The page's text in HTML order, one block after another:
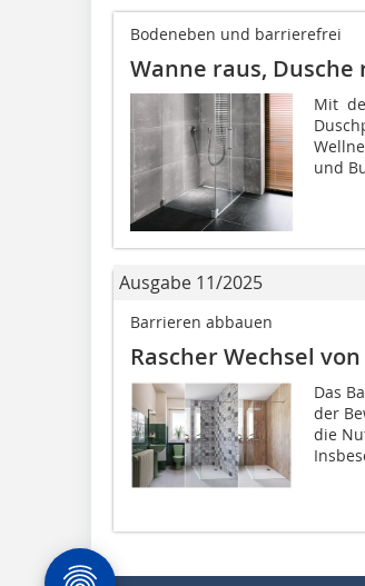
Bodeneben und barrierefrei
Wanne raus, Dusche
Mit
und
Ausgabe 11/2025
Barrieren abbauen
Rascher Wechsel
Das
der
die